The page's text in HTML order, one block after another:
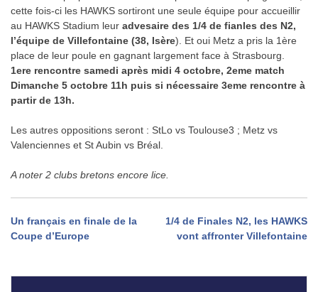
cette fois-ci les HAWKS sortiront une seule équipe pour accueillir
au HAWKS Stadium leur advesaire des 1/4 de fianles des N2,
l’équipe de Villefontaine (38, Isère). Et oui Metz a pris la 1ère
place de leur poule en gagnant largement face à Strasbourg.
1ere rencontre samedi après midi 4 octobre, 2eme match
Dimanche 5 octobre 11h puis si nécessaire 3eme rencontre à
partir de 13h.
Les autres oppositions seront : StLo vs Toulouse3 ; Metz vs
Valenciennes et St Aubin vs Bréal.
A noter 2 clubs bretons encore lice.
Navigation
de
l’article
Un français en finale de la
Coupe d’Europe
1/4 de Finales N2, les HAWKS
vont affronter Villefontaine